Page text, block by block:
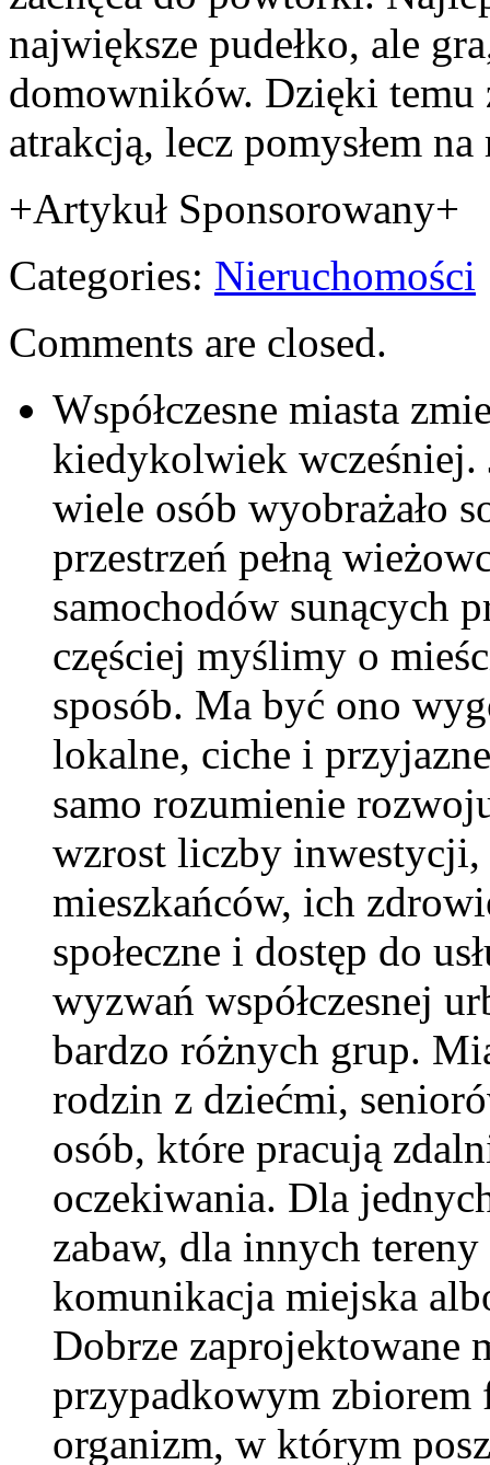
największe pudełko, ale
domowników. Dzięki temu
atrakcją, lecz pomysłem
+Artykuł Sponsorowany+
Categories: Nieruchomości
Comments are closed.
Współczesne miasta
kiedykolwiek wcześniej.
wiele osób wyobrażało
przestrzeń pełną
samochodów sunących
częściej myślimy o
sposób. Ma być ono
lokalne, ciche i
samo rozumienie
wzrost liczby inwestycji,
mieszkańców, ich
społeczne i dostęp do
wyzwań współczesnej
bardzo różnych grup.
rodzin z dziećmi,
osób, które pracują
oczekiwania. Dla
zabaw, dla innych
komunikacja miejska
Dobrze zaprojektowane
przypadkowym
organizm, w którym